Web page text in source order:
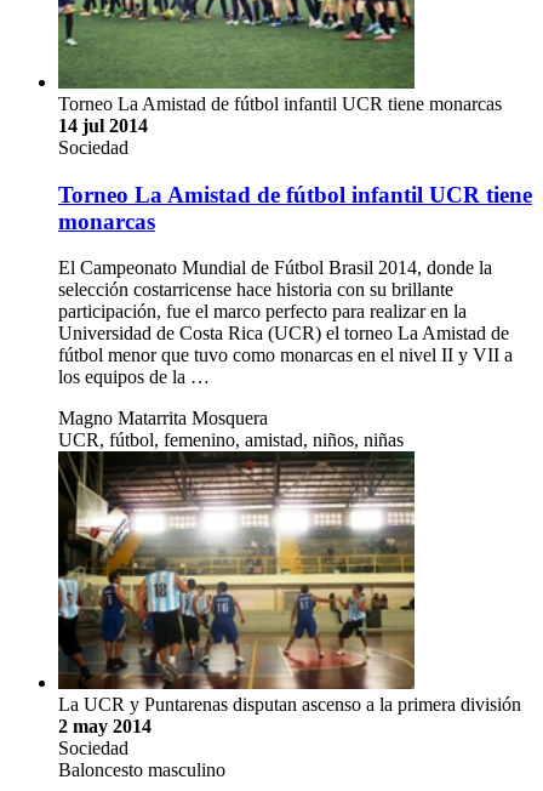
Torneo La Amistad de fútbol infantil UCR tiene monarcas
14 jul 2014
Sociedad
Torneo La Amistad de fútbol infantil UCR tiene
monarcas
El Campeonato Mundial de Fútbol Brasil 2014, donde la
selección costarricense hace historia con su brillante
participación, fue el marco perfecto para realizar en la
Universidad de Costa Rica (UCR) el torneo La Amistad de
fútbol menor que tuvo como monarcas en el nivel II y VII a
los equipos de la …
Magno Matarrita Mosquera
UCR, fútbol, femenino, amistad, niños, niñas
La UCR y Puntarenas disputan ascenso a la primera división
2 may 2014
Sociedad
Baloncesto masculino